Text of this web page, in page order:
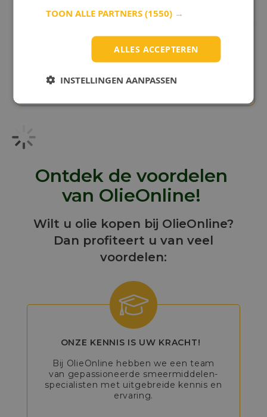
Chris Bijlsma
"We betaalden te veel in het
verleden"
Ontdek de voordelen
van OlieOnline!
Wilt u olie kopen bij OlieOnline?
Dan profiteert u van veel
voordelen:
ONZE KENNIS IS UW KRACHT!
Bij OlieOnline hebben we een team
van gepassioneerde smeermiddelen-
specialisten met uitgebreide kennis en
ervaring.
TOON ALLE PARTNERS(1550) →
ALLES ACCEPTEREN
INSTELLINGEN AANPASSEN